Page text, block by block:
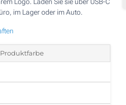
Logo. Laden Sie sie über USB-C
im Lager oder im Auto.